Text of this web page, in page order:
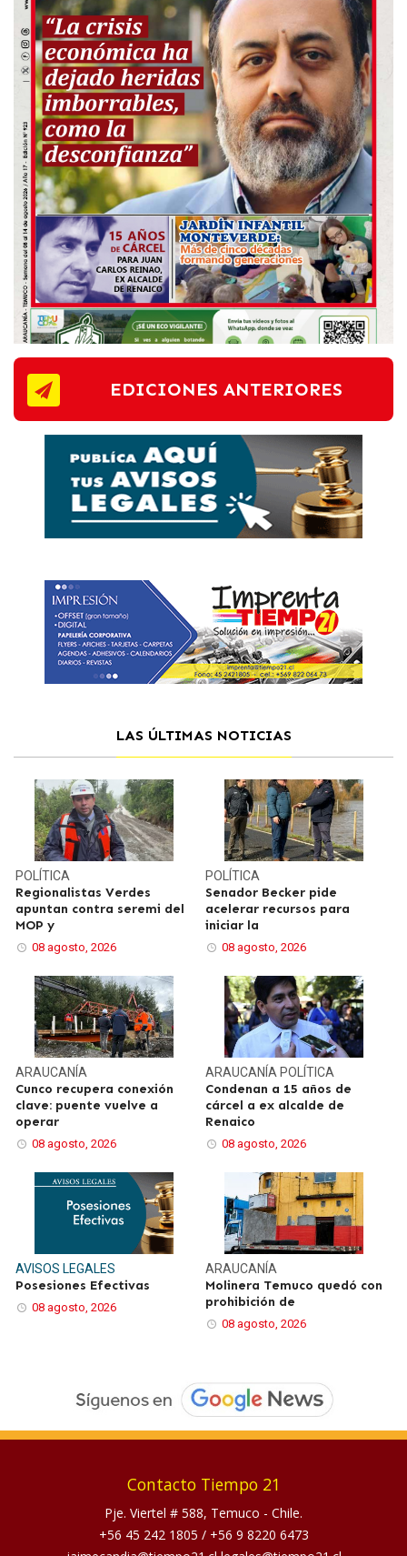
EDICIONES ANTERIORES
LAS ÚLTIMAS NOTICIAS
POLÍTICA
Regionalistas Verdes
apuntan contra seremi del
MOP y
08 agosto, 2026
POLÍTICA
Senador Becker pide
acelerar recursos para
iniciar la
08 agosto, 2026
ARAUCANÍA
Cunco recupera conexión
clave: puente vuelve a
operar
08 agosto, 2026
ARAUCANÍA POLÍTICA
Condenan a 15 años de
cárcel a ex alcalde de
Renaico
08 agosto, 2026
AVISOS LEGALES
Posesiones Efectivas
08 agosto, 2026
ARAUCANÍA
Molinera Temuco quedó con
prohibición de
08 agosto, 2026
Contacto Tiempo 21
Pje. Viertel # 588, Temuco - Chile.
+56 45 242 1805 / +56 9 8220 6473